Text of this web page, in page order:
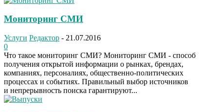
Мониторинг СМИ
Услуги Редактор - 21.07.2016
0
Что такое мониторинг СМИ? Мониторинг СМИ - способ
получения открытой информации о рынках, брендах,
компаниях, персоналиях, общественно-политических
процессах и событиях. Правильный выбор источников
и непрерывность поиска гарантируют...